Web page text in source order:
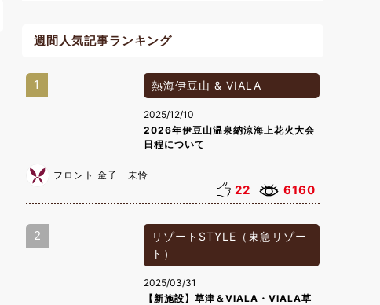
週間人気記事ランキング
1 熱海伊豆山 & VIALA
2025/12/10
2026年伊豆山温泉納涼海上花火大会
日程について
フロント 金子 未怜
22 6160
2
リゾートSTYLE（東急リゾー
ト）
2025/03/31
【新施設】草津＆VIALA・VIALA草